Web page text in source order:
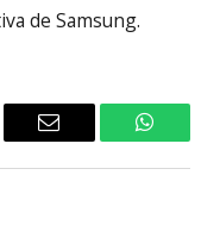
de Samsung.
Email